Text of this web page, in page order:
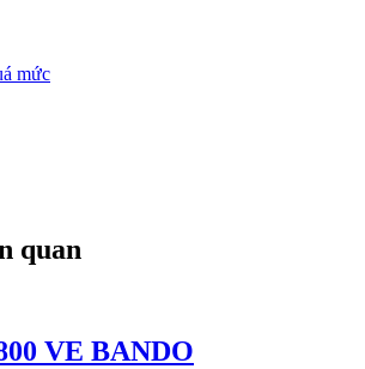
mức
quan
VE BANDO